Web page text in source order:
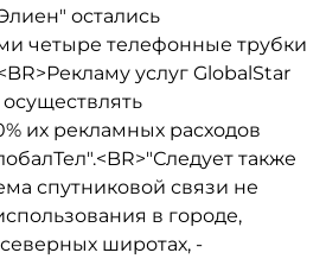
остались
четыре телефонные трубки
услуг GlobalStar
их рекламных расходов
также
спутниковой связи не
в городе,
широтах, -